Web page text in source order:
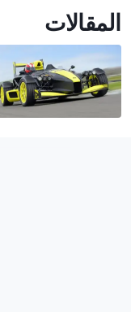
المقالات